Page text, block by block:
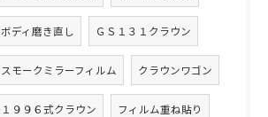
ボディ磨き直し ＧＳ１３１クラウン
スモークミラーフィルム クラウンワゴン
１９９６式クラウン フィルム重ね貼り